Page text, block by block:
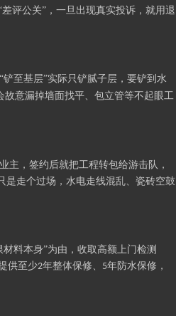
评公关”，一旦出现真实投诉，就用退
至基层”实际只铲腻子层，要铲到水
故意漏掉墙面找平、包立管等不起眼工
主，签约后就把工程转包给游击队，
是走个过场，水电走线混乱、瓷砖空鼓
料本身”为由，收取高额上门检测
供至少2年整体保修、 5年防水保修，